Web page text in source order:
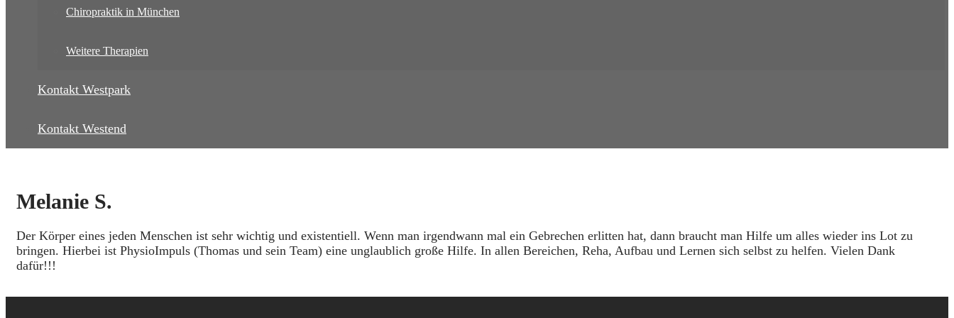
Chiropraktik in München
Weitere Therapien
Kontakt Westpark
Kontakt Westend
Melanie S.
Der Körper eines jeden Menschen ist sehr wichtig und existentiell. Wenn man irgendwann mal ein Gebrechen erlitten hat, dann braucht man Hilfe um alles wieder ins Lot zu
bringen. Hierbei ist PhysioImpuls (Thomas und sein Team) eine unglaublich große Hilfe. In allen Bereichen, Reha, Aufbau und Lernen sich selbst zu helfen. Vielen Dank
dafür!!!